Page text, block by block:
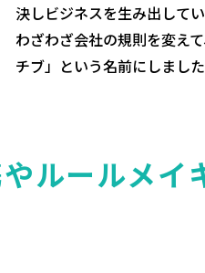
決しビジネスを生み出して
わざわざ会社の規則を変え
チブ」という名前にしました
ルールメイ